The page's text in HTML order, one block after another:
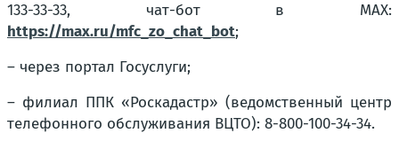
133-33-33, чат-бот в МАХ:
https://max.ru/mfc_zo_chat_bot;
– через портал Госуслуги;
– филиал ППК «Роскадастр» (ведомственный центр
телефонного обслуживания ВЦТО): 8-800-100-34-34.